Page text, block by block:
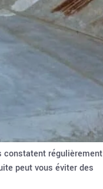
constatent régulièrement
peut vous éviter des